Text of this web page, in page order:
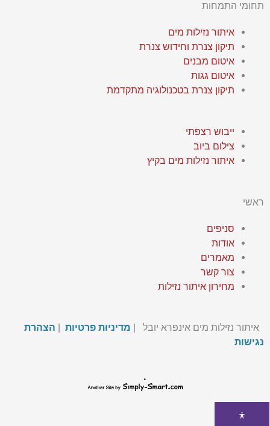
ראשי
סניפים
אודות
מאמרים
צור קשר
מחירון איתור נזילות
תחומי התמחות
איתור נזילות מים
תיקון צנרת וחידוש צנרת
איטום מבנים
איטום גגות
תיקון צנרת בטכנולוגיה מתקדמת
ייבוש רצפתי
צילום ביוב
איתור נזילות מים בקיץ
o
k
איתור נזילות מים אינפרא יובל | מדיניות פרטיות | הצהרת
נגישות